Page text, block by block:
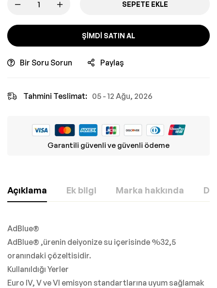
SEPETE EKLE
ŞIMDI SATIN AL
Bir Soru Sorun Paylaş
Tahmini Teslimat: 05 - 12 Ağu, 2026
Garantili güvenli ve güvenli ödeme
Açıklama Ek bilgi Marka hakkında
AdBlue®
AdBlue® ,ürenin deiyonize su içerisinde %32,5
oranındaki çözeltisidir.
Kullanıldığı Yerler
Euro IV, V ve VI emisyon standartlarına uyum sağlamak